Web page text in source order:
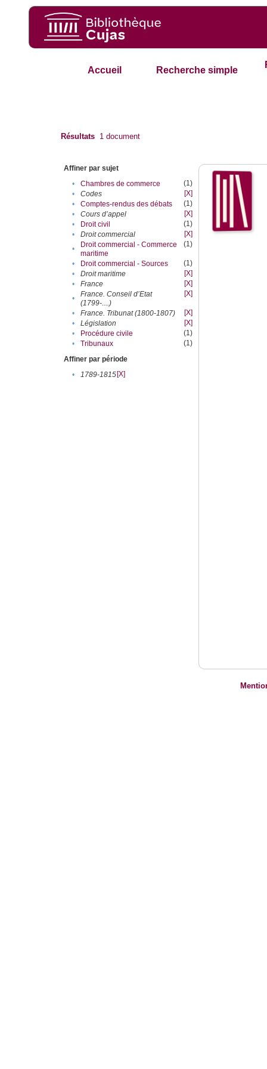
Accueil Recherche simple
Résultats 1 document
Affiner par sujet
•
Chambres de commerce
(1)
•
Codes
[X]
•
Comptes-rendus des débats
(1)
•
Cours d’appel
[X]
•
Droit civil
(1)
•
Droit commercial
[X]
•
Droit commercial - Commerce
maritime
(1)
• Droit commercial - Sources
(1)
•
Droit maritime
[X]
•
France
[X]
•
France. Conseil d’Etat
(1799-....)
[X]
• France. Tribunat (1800-1807)
[X]
•
Législation
[X]
•
Procédure civile
(1)
•
Tribunaux
(1)
Affiner par période
•
1789-1815[X]